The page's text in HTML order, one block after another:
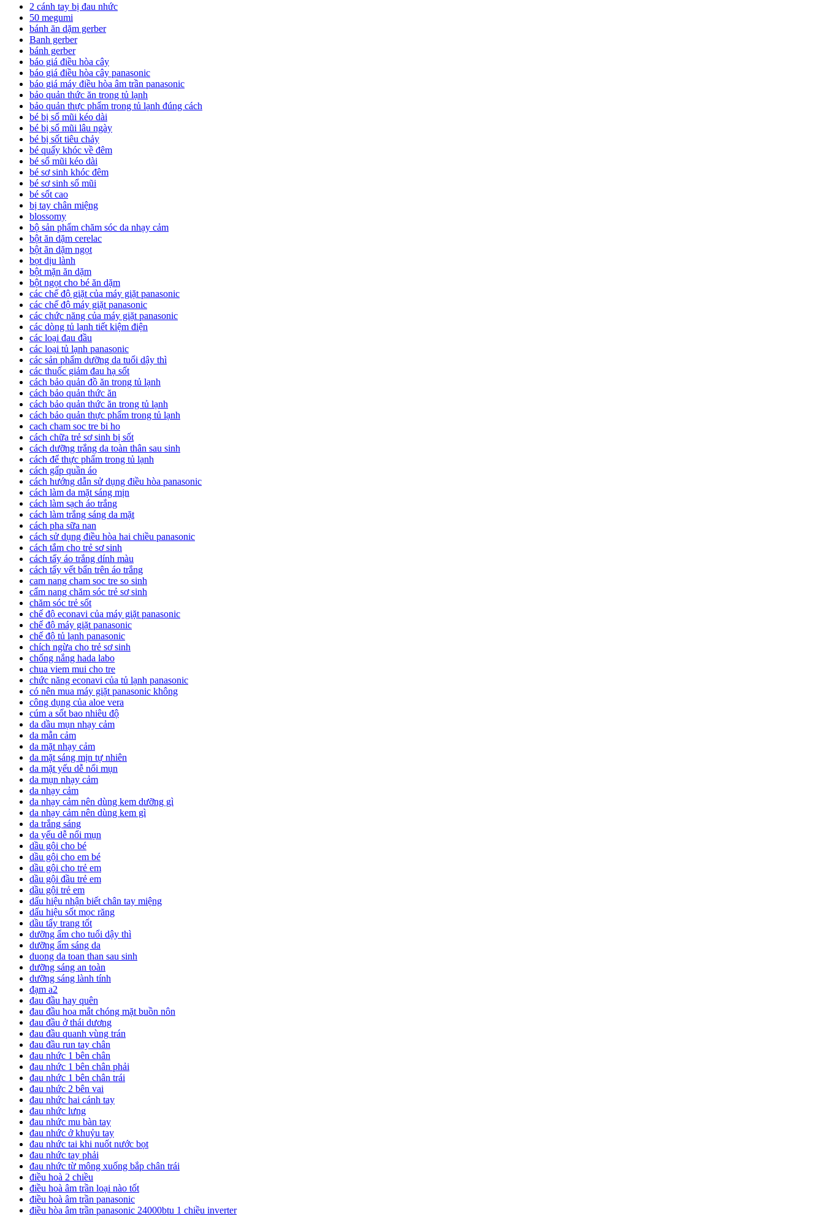
2 cánh tay bị đau nhức
50 megumi
bánh ăn dặm gerber
Banh gerber
bánh gerber
báo giá điều hòa cây
báo giá điều hòa cây panasonic
báo giá máy điều hòa âm trần panasonic
bảo quản thức ăn trong tủ lạnh
bảo quản thực phẩm trong tủ lạnh đúng cách
bé bị sổ mũi kéo dài
bé bị sổ mũi lâu ngày
bé bị sốt tiêu chảy
bé quấy khóc về đêm
bé sổ mũi kéo dài
bé sơ sinh khóc đêm
bé sơ sinh sổ mũi
bé sốt cao
bị tay chân miệng
blossomy
bộ sản phẩm chăm sóc da nhạy cảm
bột ăn dặm cerelac
bột ăn dặm ngọt
bọt dịu lành
bột mặn ăn dặm
bột ngọt cho bé ăn dặm
các chế độ giặt của máy giặt panasonic
các chế độ máy giặt panasonic
các chức năng của máy giặt panasonic
các dòng tủ lạnh tiết kiệm điện
các loại đau đầu
các loại tủ lạnh panasonic
các sản phẩm dưỡng da tuổi dậy thì
các thuốc giảm đau hạ sốt
cách bảo quản đồ ăn trong tủ lạnh
cách bảo quản thức ăn
cách bảo quản thức ăn trong tủ lạnh
cách bảo quản thực phẩm trong tủ lạnh
cach cham soc tre bi ho
cách chữa trẻ sơ sinh bị sốt
cách dưỡng trắng da toàn thân sau sinh
cách để thực phẩm trong tủ lạnh
cách gấp quần áo
cách hướng dẫn sử dụng điều hòa panasonic
cách làm da mặt sáng mịn
cách làm sạch áo trắng
cách làm trắng sáng da mặt
cách pha sữa nan
cách sử dụng điều hòa hai chiều panasonic
cách tắm cho trẻ sơ sinh
cách tẩy áo trắng dính màu
cách tẩy vết bẩn trên áo trắng
cam nang cham soc tre so sinh
cẩm nang chăm sóc trẻ sơ sinh
chăm sóc trẻ sốt
chế độ econavi của máy giặt panasonic
chế độ máy giặt panasonic
chế độ tủ lạnh panasonic
chích ngừa cho trẻ sơ sinh
chống nắng hada labo
chua viem mui cho tre
chức năng econavi của tủ lạnh panasonic
có nên mua máy giặt panasonic không
công dụng của aloe vera
cúm a sốt bao nhiêu độ
da dầu mụn nhạy cảm
da mẫn cảm
da mặt nhạy cảm
da mặt sáng mịn tự nhiên
da mặt yếu dễ nổi mụn
da mụn nhạy cảm
da nhạy cảm
da nhạy cảm nên dùng kem dưỡng gì
da nhạy cảm nên dùng kem gì
da trắng sáng
da yếu dễ nổi mụn
dầu gội cho bé
dầu gội cho em bé
dầu gội cho trẻ em
dầu gội đầu trẻ em
dầu gội trẻ em
dấu hiệu nhận biết chân tay miệng
dấu hiệu sốt mọc răng
dầu tẩy trang tốt
dưỡng ẩm cho tuổi dậy thì
dưỡng ẩm sáng da
duong da toan than sau sinh
dưỡng sáng an toàn
dưỡng sáng lành tính
đạm a2
đau đầu hay quên
đau đầu hoa mắt chóng mặt buồn nôn
đau đầu ở thái dương
đau đầu quanh vùng trán
đau đầu run tay chân
đau nhức 1 bên chân
đau nhức 1 bên chân phải
đau nhức 1 bên chân trái
đau nhức 2 bên vai
đau nhức hai cánh tay
đau nhức lưng
đau nhức mu bàn tay
đau nhức ở khuỷu tay
đau nhức tai khi nuốt nước bọt
đau nhức tay phải
đau nhức từ mông xuống bắp chân trái
điều hoà 2 chiều
điều hoà âm trần loại nào tốt
điều hoà âm trần panasonic
điều hòa âm trần panasonic 24000btu 1 chiều inverter